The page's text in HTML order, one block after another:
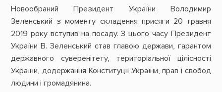
Новообраний Президент України Володимир
Зеленський з моменту складення присяги 20 травня
2019 року вступив на посаду. З цього часу Президент
України В. Зеленський став главою держави, гарантом
державного суверенітету, територіальної цілісності
України, додержання Конституції України, прав і свобод
людини і громадянина.